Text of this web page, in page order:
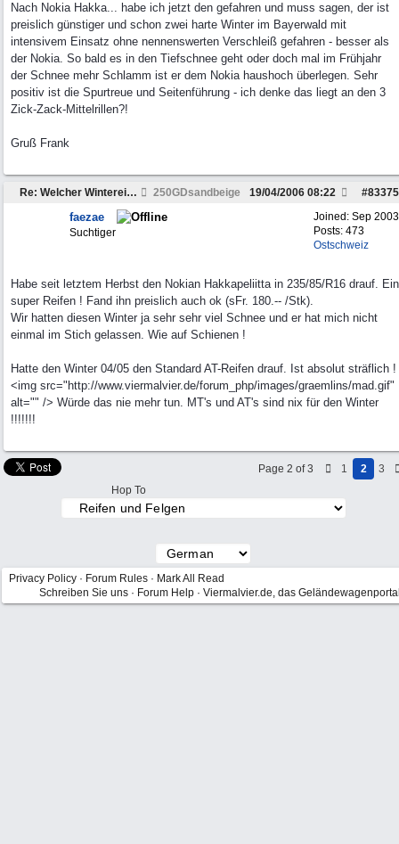
Nach Nokia Hakka... habe ich jetzt den gefahren und muss sagen, der ist
preislich günstiger und schon zwei harte Winter im Bayerwald mit
intensivem Einsatz ohne nennenswerten Verschleiß gefahren - besser als
der Nokia. So bald es in den Tiefschnee geht oder doch mal im Frühjahr
der Schnee mehr Schlamm ist er dem Nokia haushoch überlegen. Sehr
positiv ist die Spurtreue und Seitenführung - ich denke das liegt an den 3
Zick-Zack-Mittelrillen?!
Gruß Frank
Re: Welcher Wintereifen 235/85 R16 ist wirklich gut? 250GDsandbeige #83375
19/04/2006 08:22
Joined: Sep 2003
Posts: 473
Ostschweiz
faezae
Suchtiger
Habe seit letztem Herbst den Nokian Hakkapeliitta in 235/85/R16 drauf. Ein
super Reifen ! Fand ihn preislich auch ok (sFr. 180.-- /Stk).
Wir hatten diesen Winter ja sehr sehr viel Schnee und er hat mich nicht
einmal im Stich gelassen. Wie auf Schienen !
Hatte den Winter 04/05 den Standard AT-Reifen drauf. Ist absolut sträflich !
<img src="http://www.viermalvier.de/forum_php/images/graemlins/mad.gif"
alt="" /> Würde das nie mehr tun. MT's und AT's sind nix für den Winter
!!!!!!!
Page 2 of 3 1 2
3
Hop To
Privacy Policy · Forum Rules · Mark All Read
Schreiben Sie uns · Forum Help · Viermalvier.de, das